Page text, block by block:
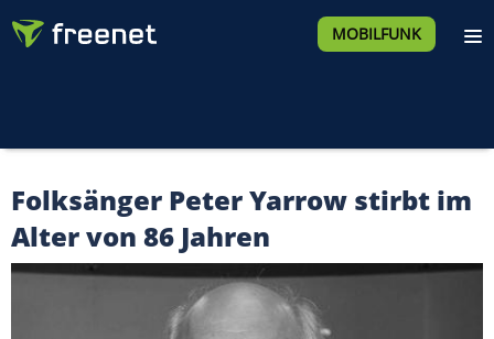
MOBILFUNK
Folksänger Peter Yarrow stirbt im
Alter von 86 Jahren